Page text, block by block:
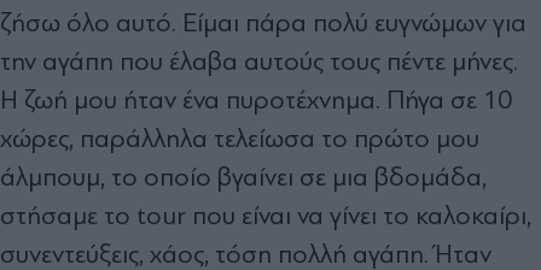
ζήσω όλο αυτό. Είμαι πάρα πολύ ευγνώμων για
την αγάπη που έλαβα αυτούς τους πέντε μήνες.
Η ζωή μου ήταν ένα πυροτέχνημα. Πήγα σε 10
χώρες, παράλληλα τελείωσα το πρώτο μου
άλμπουμ, το οποίο βγαίνει σε μια βδομάδα,
στήσαμε το tour που είναι να γίνει το καλοκαίρι,
συνεντεύξεις, χάος, τόση πολλή αγάπη. Ήταν